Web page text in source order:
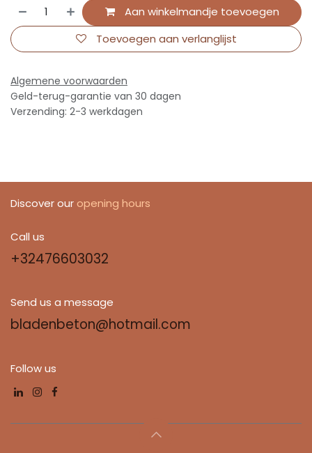
Aan winkelmandje toevoegen
Toevoegen aan verlanglijst
Algemene voorwaarden
Geld-terug-garantie van 30 dagen
Verzending: 2-3 werkdagen
Discover our opening hours
Call us
+32476603032
Send us a message
bladenbeton@hotmail.com
Follow us